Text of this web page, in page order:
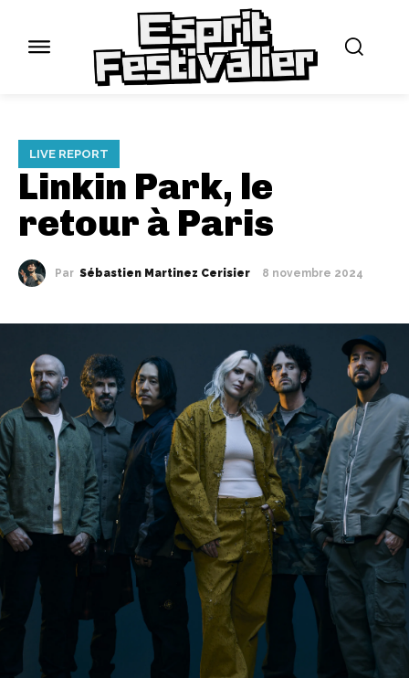
LIVE REPORT
Linkin Park, le
retour à Paris
Par Sébastien Martinez Cerisier 8 novembre 2024